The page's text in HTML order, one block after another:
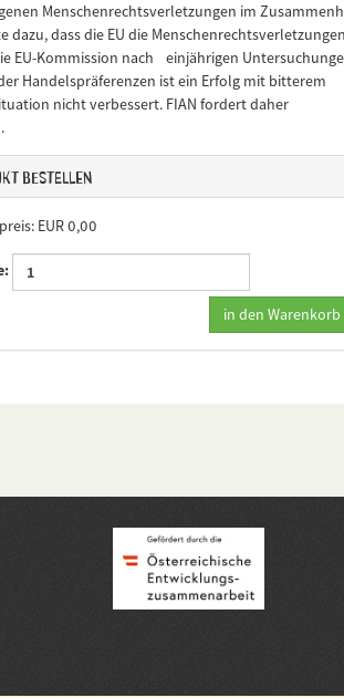
Menschenrechtsverletzungen im
dass die EU die
Kommission nach einjährigen
Handelspräferenzen ist ein Erfolg mit bitterem
nicht verbessert. FIAN fordert daher
bestellen
EUR 0,00
in den Warenkorb